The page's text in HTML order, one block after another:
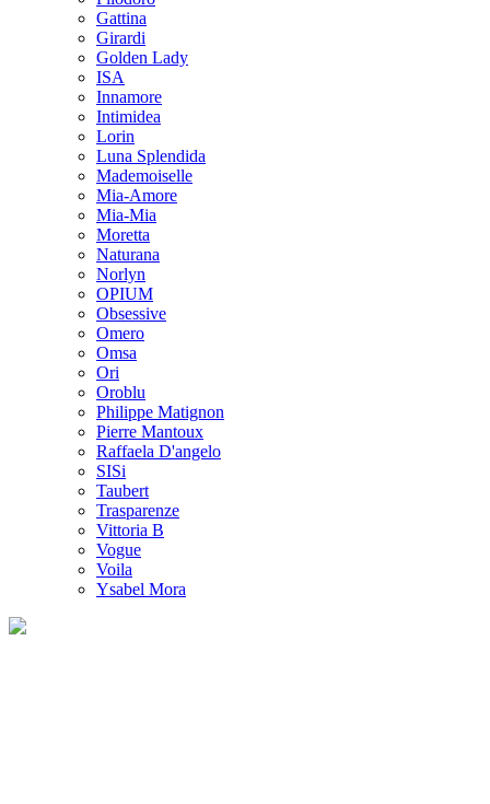
Gattina
Girardi
Golden Lady
ISA
Innamore
Intimidea
Lorin
Luna Splendida
Mademoiselle
Mia-Amore
Mia-Mia
Moretta
Naturana
Norlyn
OPIUM
Obsessive
Omero
Omsa
Ori
Oroblu
Philippe Matignon
Pierre Mantoux
Raffaela D'angelo
SISi
Taubert
Trasparenze
Vittoria B
Vogue
Voila
Ysabel Mora